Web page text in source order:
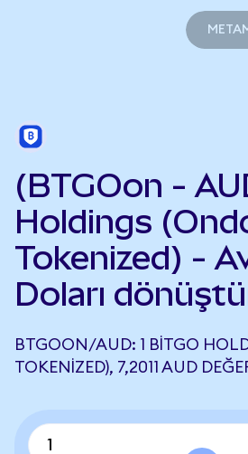
(BTGOon -
Holdings
Tokenized) -
Doları
BTGOON/AUD: 1 BITGO
TOKENIZED), 7,2011 AUD